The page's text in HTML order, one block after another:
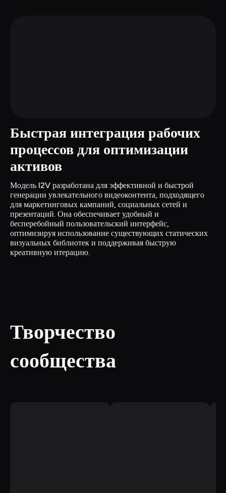
Быстрая интеграция рабочих
процессов для оптимизации
активов
Модель I2V разработана для эффективной и быстрой
генерации увлекательного видеоконтента, подходящего
для маркетинговых кампаний, социальных сетей и
презентаций. Она обеспечивает удобный и
бесперебойный пользовательский интерфейс,
оптимизируя использование существующих статических
визуальных библиотек и поддерживая быструю
креативную итерацию.
Творчество
сообщества